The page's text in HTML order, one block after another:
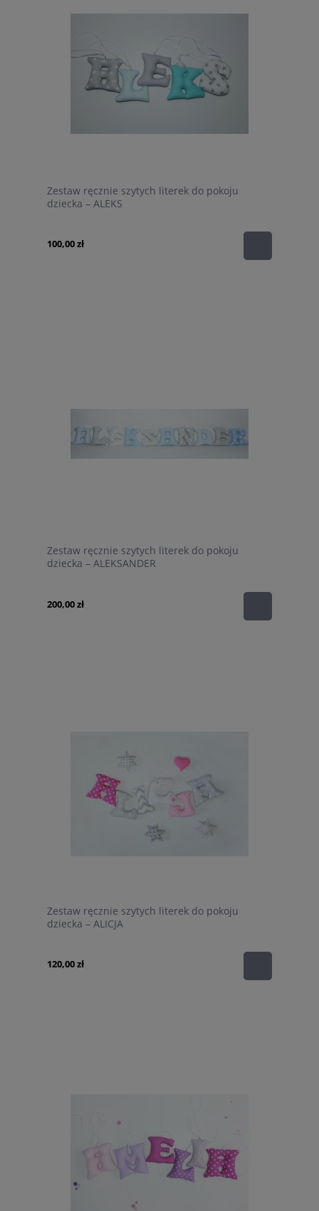
Zestaw ręcznie szytych literek do pokoju
dziecka – ALEKS
100,00 zł
Zestaw ręcznie szytych literek do pokoju
dziecka – ALEKSANDER
200,00 zł
Zestaw ręcznie szytych literek do pokoju
dziecka – ALICJA
120,00 zł